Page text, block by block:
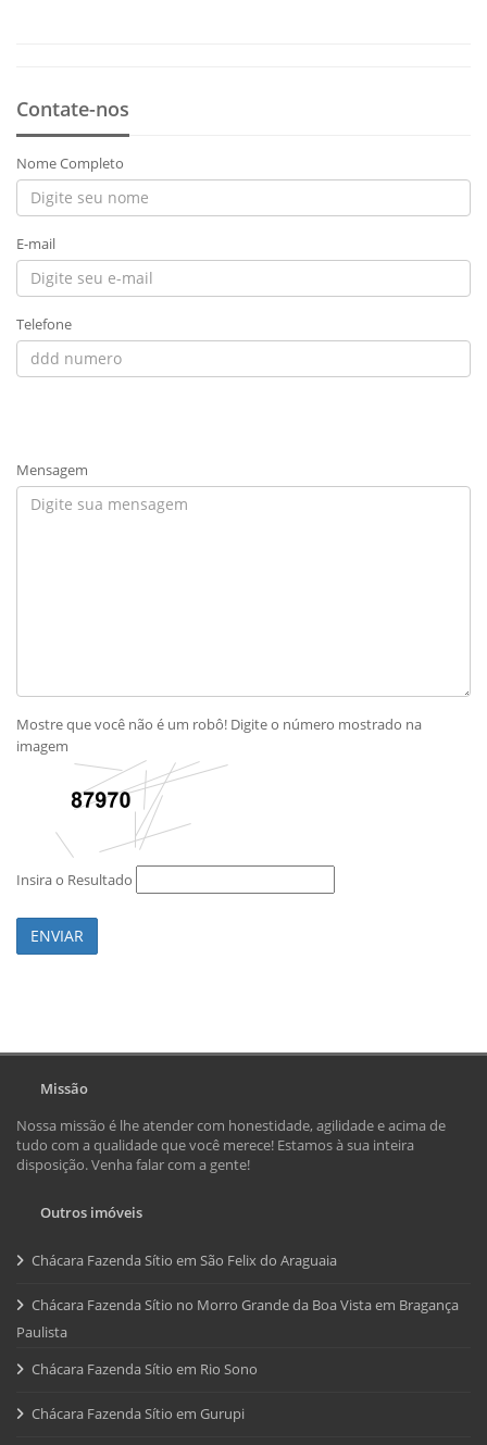
Contate-nos
Nome Completo
E-mail
Telefone
Mensagem
Mostre que você não é um robô! Digite o número mostrado na
imagem
Insira o Resultado
ENVIAR
Missão
Nossa missão é lhe atender com honestidade, agilidade e acima de
tudo com a qualidade que você merece! Estamos à sua inteira
disposição. Venha falar com a gente!
Outros imóveis
Chácara Fazenda Sítio em São Felix do Araguaia
Chácara Fazenda Sítio no Morro Grande da Boa Vista em Bragança
Paulista
Chácara Fazenda Sítio em Rio Sono
Chácara Fazenda Sítio em Gurupi